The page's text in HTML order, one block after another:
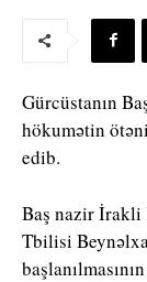
Gürcüstanın
hökumətin
edib.
Baş nazir İrakli
Tbilisi